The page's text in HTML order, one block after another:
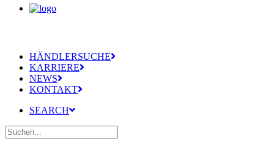
HÄNDLERSUCHE
KARRIERE
NEWS
KONTAKT
SEARCH